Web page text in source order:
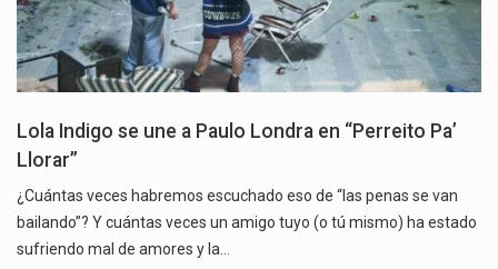
Lola Indigo se une a Paulo Londra en “Perreito Pa’
Llorar”
¿Cuántas veces habremos escuchado eso de “las penas se van
bailando”? Y cuántas veces un amigo tuyo (o tú mismo) ha estado
sufriendo mal de amores y la…